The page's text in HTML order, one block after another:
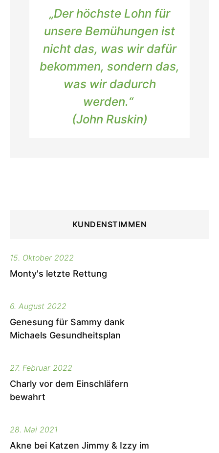
„Der höchste Lohn für
unsere Bemühungen ist
nicht das, was wir dafür
bekommen, sondern das,
was wir dadurch
werden.“
(John Ruskin)
KUNDENSTIMMEN
15. Oktober 2022
Monty's letzte Rettung
6. August 2022
Genesung für Sammy dank
Michaels Gesundheitsplan
27. Februar 2022
Charly vor dem Einschläfern
bewahrt
28. Mai 2021
Akne bei Katzen Jimmy & Izzy im